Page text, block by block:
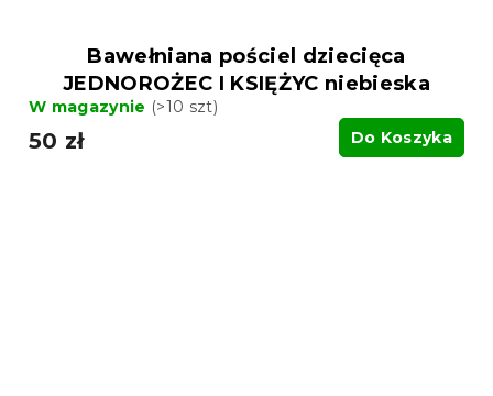
Bawełniana pościel dziecięca
JEDNOROŻEC I KSIĘŻYC niebieska
W magazynie (>10 szt)
50 zł Do Koszyka